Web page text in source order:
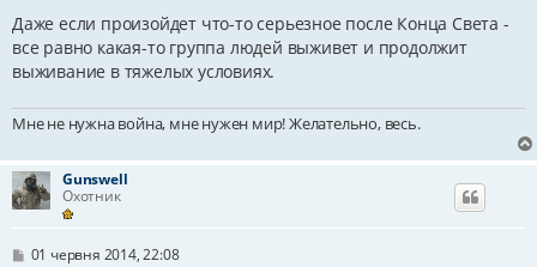
в
і
д
о
л
е
я
Даже если произойдет что-то серьезное после Конца Света -
все равно какая-то группа людей выживет и продолжит
выживание в тяжелых условиях.
Мне не нужна война, мне нужен мир! Желательно, весь.
Gunswell
Охотник
П
01 червня 2014, 22:08